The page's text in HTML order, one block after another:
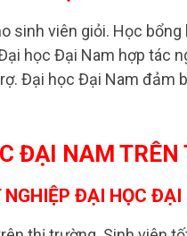
sinh viên giỏi. Học
học Đại Nam hợp tác
Đại học Đại Nam đảm
ĐẠI NAM TRÊN
ĐẠI HỌC